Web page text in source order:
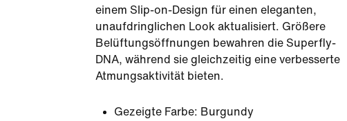
einem Slip-on-Design für einen eleganten,
unaufdringlichen Look aktualisiert. Größere
Belüftungsöffnungen bewahren die Superfly-
DNA, während sie gleichzeitig eine verbesserte
Atmungsaktivität bieten.
Gezeigte Farbe: Burgundy